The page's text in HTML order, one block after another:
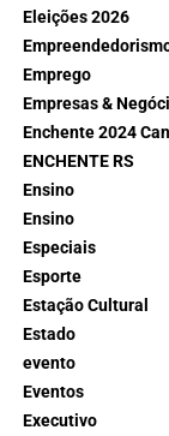
Eleições 2026
Emprego
Empresas &
Enchente 2024
ENCHENTE RS
Ensino
Ensino
Especiais
Esporte
Estação Cultural
Estado
evento
Eventos
Executivo